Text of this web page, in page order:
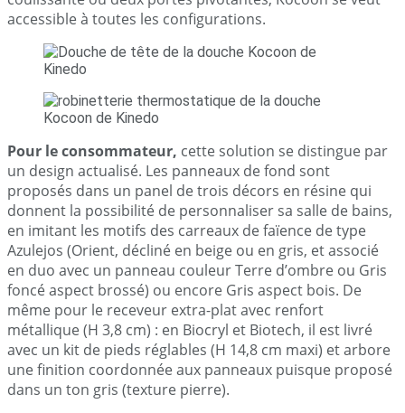
accessible à toutes les configurations.
Pour le consommateur, cette solution se distingue par
un design actualisé. Les panneaux de fond sont
proposés dans un panel de trois décors en résine qui
donnent la possibilité de personnaliser sa salle de bains,
en imitant les motifs des carreaux de faïence de type
Azulejos (Orient, décliné en beige ou en gris, et associé
en duo avec un panneau couleur Terre d’ombre ou Gris
foncé aspect brossé) ou encore Gris aspect bois. De
même pour le receveur extra-plat avec renfort
métallique (H 3,8 cm) : en Biocryl et Biotech, il est livré
avec un kit de pieds réglables (H 14,8 cm maxi) et arbore
une finition coordonnée aux panneaux puisque proposé
dans un ton gris (texture pierre).